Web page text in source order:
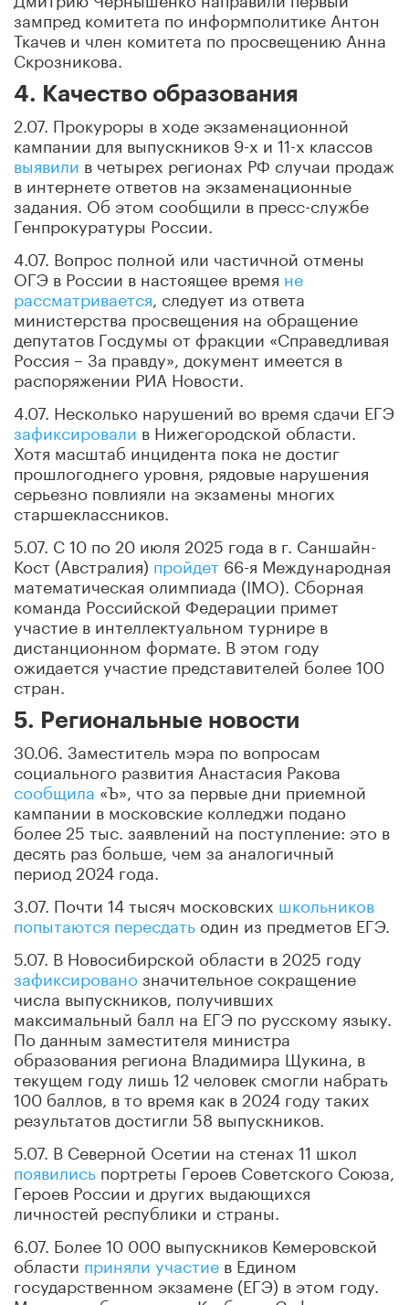
зампред комитета по информполитике Антон
Ткачев и член комитета по просвещению Анна
Скрозникова.
4. Качество образования
2.07. Прокуроры в ходе экзаменационной
кампании для выпускников 9-х и 11-х классов
выявили в четырех регионах РФ случаи продаж
в интернете ответов на экзаменационные
задания. Об этом сообщили в пресс-службе
Генпрокуратуры России.
4.07. Вопрос полной или частичной отмены
ОГЭ в России в настоящее время не
рассматривается , следует из ответа
министерства просвещения на обращение
депутатов Госдумы от фракции «Справедливая
Россия – За правду», документ имеется в
распоряжении РИА Новости.
4.07. Несколько нарушений во время сдачи ЕГЭ
зафиксировали в Нижегородской области.
Хотя масштаб инцидента пока не достиг
прошлогоднего уровня, рядовые нарушения
серьезно повлияли на экзамены многих
старшеклассников.
5.07. С 10 по 20 июля 2025 года в г. Саншайн-
Кост (Австралия) пройдет 66-я Международная
математическая олимпиада (IMO). Сборная
команда Российской Федерации примет
участие в интеллектуальном турнире в
дистанционном формате. В этом году
ожидается участие представителей более 100
стран.
5. Региональные новости
30.06. Заместитель мэра по вопросам
социального развития Анастасия Ракова
сообщила «Ъ», что за первые дни приемной
кампании в московские колледжи подано
более 25 тыс. заявлений на поступление: это в
десять раз больше, чем за аналогичный
период 2024 года.
3.07. Почти 14 тысяч московских школьников
попытаются пересдать один из предметов ЕГЭ.
5.07. В Новосибирской области в 2025 году
зафиксировано значительное сокращение
числа выпускников, получивших
максимальный балл на ЕГЭ по русскому языку.
По данным заместителя министра
образования региона Владимира Щукина, в
текущем году лишь 12 человек смогли набрать
100 баллов, в то время как в 2024 году таких
результатов достигли 58 выпускников.
5.07. В Северной Осетии на стенах 11 школ
появились портреты Героев Советского Союза,
Героев России и других выдающихся
личностей республики и страны.
6.07. Более 10 000 выпускников Кемеровской
области приняли участие в Едином
государственном экзамене (ЕГЭ) в этом году.